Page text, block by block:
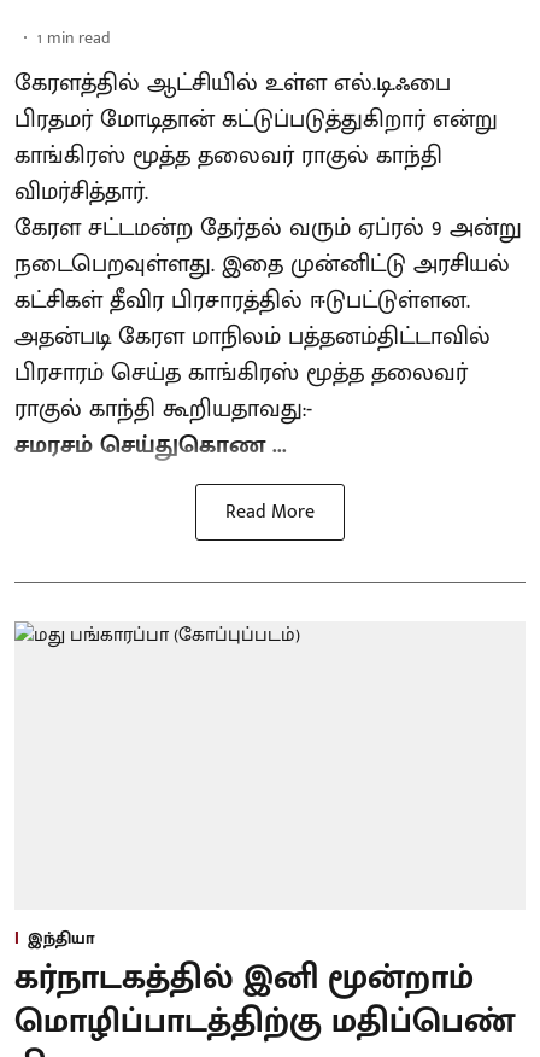
1 min read
கேரளத்தில் ஆட்சியில் உள்ள எல்.டி.ஃபை
பிரதமர் மோடிதான் கட்டுப்படுத்துகிறார் என்று
காங்கிரஸ் மூத்த தலைவர் ராகுல் காந்தி
விமர்சித்தார்.
கேரள சட்டமன்ற தேர்தல் வரும் ஏப்ரல் 9 அன்று
நடைபெறவுள்ளது. இதை முன்னிட்டு அரசியல்
கட்சிகள் தீவிர பிரசாரத்தில் ஈடுபட்டுள்ளன.
அதன்படி கேரள மாநிலம் பத்தனம்திட்டாவில்
பிரசாரம் செய்த காங்கிரஸ் மூத்த தலைவர்
ராகுல் காந்தி கூறியதாவது:-
சமரசம் செய்துகொண ...
Read More
இந்தியா
கர்நாடகத்தில் இனி மூன்றாம்
மொழிப்பாடத்திற்கு மதிப்பெண்